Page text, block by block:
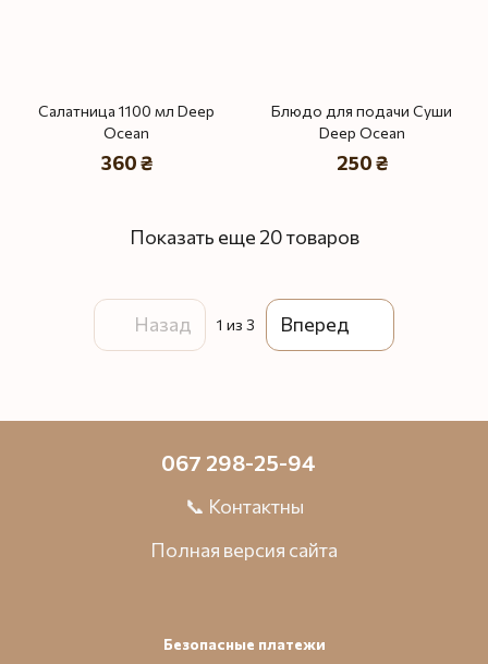
Салатница 1100 мл Deep
Ocean
360 ₴
Блюдо для подачи Суши
Deep Ocean
250 ₴
Показать еще 20 товаров
Назад 1 из 3 Вперед
067 298-25-94
📞 Контактны
Полная версия сайта
Безопасные платежи